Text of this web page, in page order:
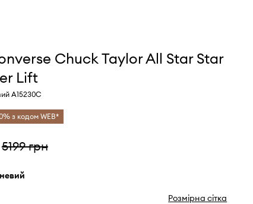
Chuck Taylor All Star Star
Lift
A15230C
з кодом WEB*
5199 грн
Розмірна сітка